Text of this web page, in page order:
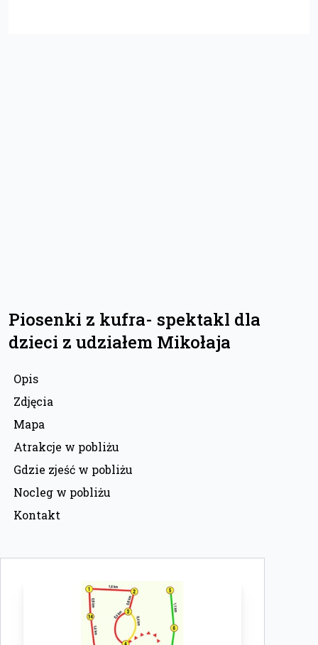
Piosenki z kufra- spektakl dla
dzieci z udziałem Mikołaja
Opis
Zdjęcia
Mapa
Atrakcje w pobliżu
Gdzie zjeść w pobliżu
Nocleg w pobliżu
Kontakt